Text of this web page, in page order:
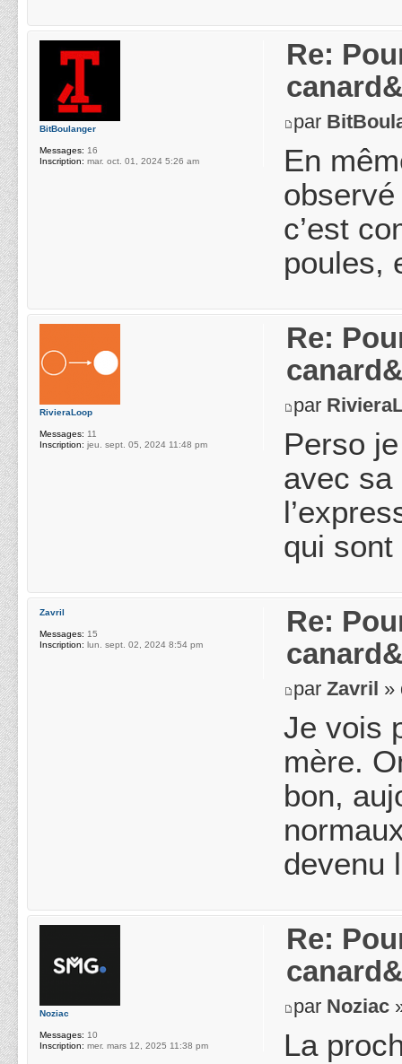
Re:
par
En
c’est
poules,
BitBoulanger
Messages: 16
Inscription: mar. oct. 01, 2024 5:26 am
Re:
par
Perso
avec sa
qui
RivieraLoop
Messages: 11
Inscription: jeu. sept. 05, 2024 11:48 pm
Re:
parZavril »
Je vois
mère.
bon,
devenu
Zavril
Messages: 15
Inscription: lun. sept. 02, 2024 8:54 pm
Re:
par Noziac
La
Noziac
Messages: 10
Inscription: mer. mars 12, 2025 11:38 pm